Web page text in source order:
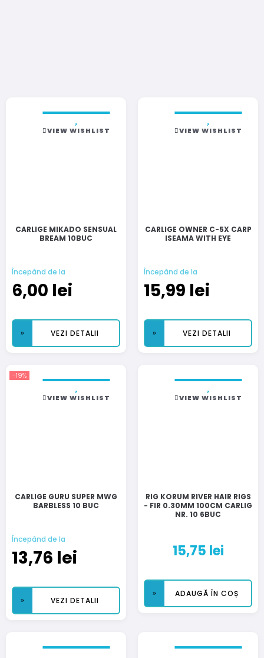
VIEW WISHLIST
CARLIGE MIKADO SENSUAL
BREAM 10BUC
Începând de la
6,00 lei
VEZI DETALII
VIEW WISHLIST
CARLIGE OWNER C-5X CARP
ISEAMA WITH EYE
Începând de la
15,99 lei
VEZI DETALII
VIEW WISHLIST
-19%
CARLIGE GURU SUPER MWG
BARBLESS 10 BUC
Începând de la
13,76 lei
VEZI DETALII
VIEW WISHLIST
RIG KORUM RIVER HAIR RIGS
- FIR 0.30MM 100CM CARLIG
NR. 10 6BUC
15,75 lei
ADAUGĂ ÎN COȘ